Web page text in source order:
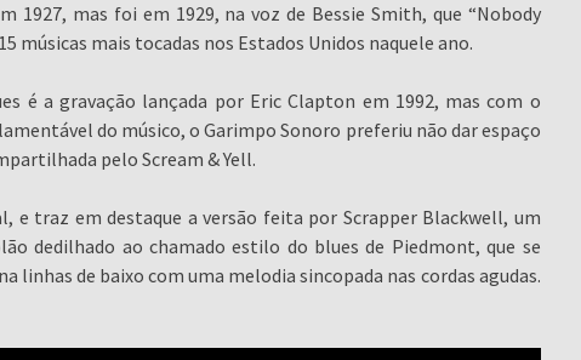
mas foi em 1929, na voz de Bessie Smith, que “Nobody
músicas mais tocadas nos Estados Unidos naquele ano.
é a gravação lançada por Eric Clapton em 1992, mas com o
do músico, o Garimpo Sonoro preferiu não dar espaço
pelo Scream & Yell.
e traz em destaque a versão feita por Scrapper Blackwell, um
dedilhado ao chamado estilo do blues de Piedmont, que se
de baixo com uma melodia sincopada nas cordas agudas.